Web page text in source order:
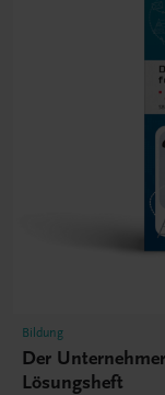
Bildung
Der
Lösungsheft